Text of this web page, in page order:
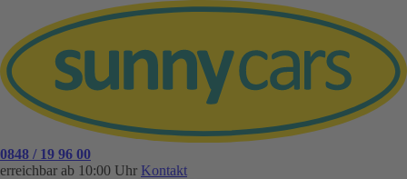
0848 / 19 96 00
erreichbar ab 10:00 Uhr Kontakt